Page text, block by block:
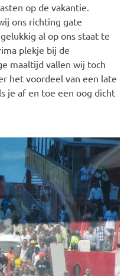
op de vakantie.
ons richting gate
al op ons staat te
plekje bij de
maaltijd vallen wij toch
het voordeel van een late
je af en toe een oog dicht